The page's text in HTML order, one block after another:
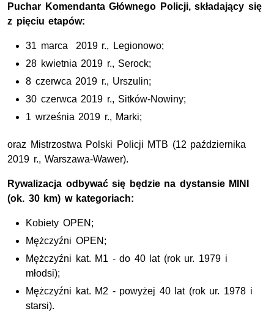
Puchar Komendanta Głównego Policji, składający się
z pięciu etapów:
31 marca 2019 r., Legionowo;
28 kwietnia 2019 r., Serock;
8 czerwca 2019 r., Urszulin;
30 czerwca 2019 r., Sitków-Nowiny;
1 września 2019 r., Marki;
oraz Mistrzostwa Polski Policji MTB (12 października
2019 r., Warszawa-Wawer).
Rywalizacja odbywać się będzie na dystansie MINI
(ok. 30 km) w kategoriach:
Kobiety OPEN;
Mężczyźni OPEN;
Mężczyźni kat. M1 - do 40 lat (rok ur. 1979 i
młodsi);
Mężczyźni kat. M2 - powyżej 40 lat (rok ur. 1978 i
starsi).